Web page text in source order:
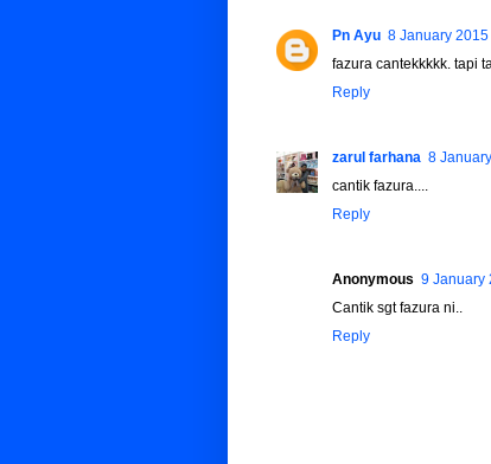
Pn Ayu 8 January 2015
fazura cantekkkkk. tapi
Reply
zarul farhana 8
cantik fazura....
Reply
Anonymous 9 January
Cantik sgt fazura ni..
Reply